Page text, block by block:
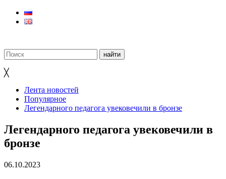
╳
Лента новостей
Популярное
Легендарного педагога увековечили в бронзе
Легендарного педагога увековечили в
бронзе
06.10.2023